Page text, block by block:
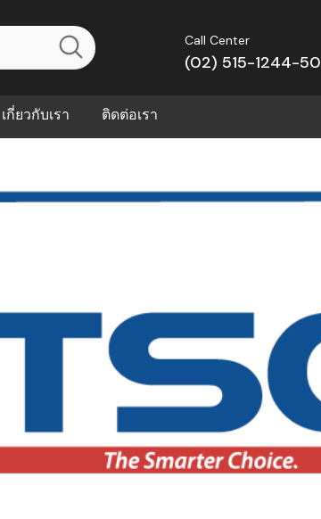
Call Center
(02) 515-1244-50
เกี่ยวกับเรา ติดต่อเรา